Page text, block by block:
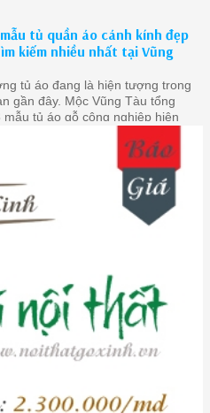
tủ quần áo cánh kính đẹp
kiếm nhiều nhất tại Vũng
tủ áo đang là hiện tượng trong
gần đây. Mộc Vũng Tàu tổng
mẫu tủ áo gỗ công nghiệp hiện